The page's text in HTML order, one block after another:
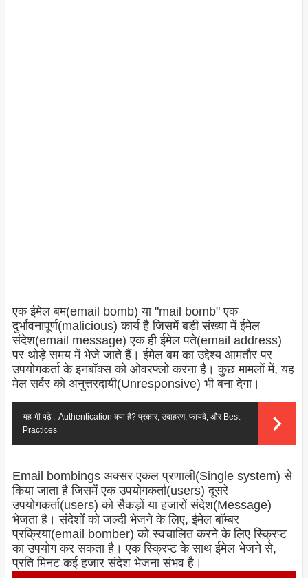
एक ईमेल बम(email bomb) या "mail bomb" एक
दुर्भावनापूर्ण(malicious) कार्य है जिसमें बड़ी संख्या में ईमेल
संदेश(email message) एक ही ईमेल पते(email address)
पर थोड़े समय में भेजे जाते हैं। ईमेल बम का उद्देश्य आमतौर पर
उपयोगकर्ता के इनबॉक्स को ओवरफ्लो करना है। कुछ मामलों में, यह
मेल सर्वर को अनुत्तरदायी(Unresponsive) भी बना देगा।
यह भी पढ़े : Authentication क्या है? प्रकार, उदाहरण, फायदे, और Best
Practices
Email bombings अक्सर एकल प्रणाली(Single system) से
किया जाता है जिसमें एक उपयोगकर्ता(users) दूसरे
उपयोगकर्ता(users) को सैकड़ों या हजारों संदेश(Message)
भेजता है। संदेशों को जल्दी भेजने के लिए, ईमेल बॉम्बर
प्रक्रिया(email bomber) को स्वचालित करने के लिए स्क्रिप्ट
का उपयोग कर सकता है। एक स्क्रिप्ट के साथ ईमेल भेजने से,
प्रति मिनट कई हजार संदेश भेजना संभव है।